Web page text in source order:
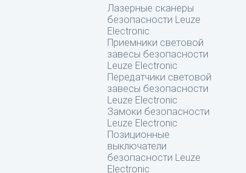
Лазерные сканеры
безопасности Leuze
Electronic
Приемники световой
завесы безопасности
Leuze Electronic
Передатчики световой
завесы безопасности
Leuze Electronic
Замоки безопасности
Leuze Electronic
Позиционные
выключатели
безопасности Leuze
Electronic